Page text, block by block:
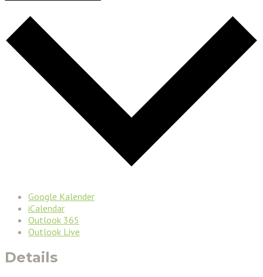
Google Kalender
iCalendar
Outlook 365
Outlook Live
Details